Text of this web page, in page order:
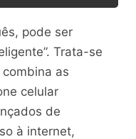
pode ser
Trata-se
as
celular
de
à internet,